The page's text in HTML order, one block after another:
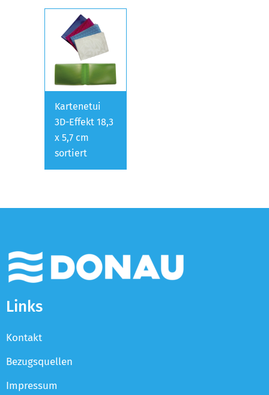
Kartenetui
3D-Effekt 18,3
x 5,7 cm
sortiert
Links
Kontakt
Bezugsquellen
Impressum